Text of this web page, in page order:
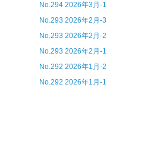
No.294 2026年3月-1
No.293 2026年2月-3
No.293 2026年2月-2
No.293 2026年2月-1
No.292 2026年1月-2
No.292 2026年1月-1